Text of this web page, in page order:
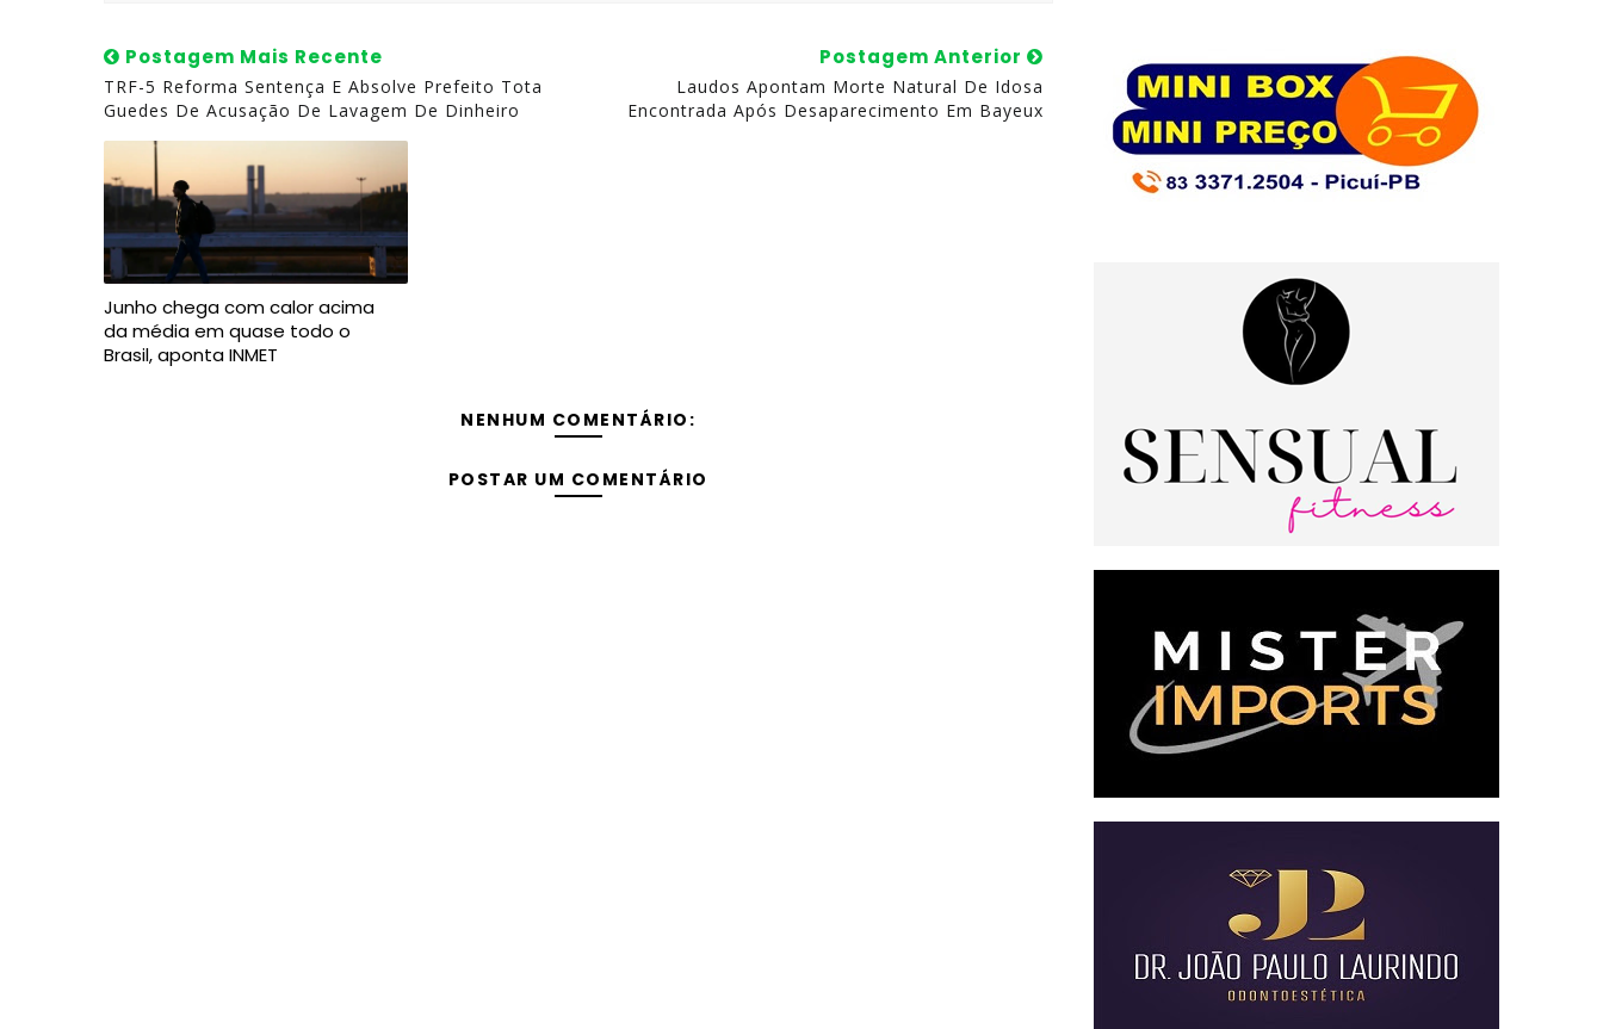
Postagem Mais Recente
TRF-5 Reforma Sentença E Absolve Prefeito Tota
Guedes De Acusação De Lavagem De Dinheiro
Postagem Anterior
Laudos Apontam Morte Natural De Idosa
Encontrada Após Desaparecimento Em Bayeux
Junho chega com calor acima
da média em quase todo o
Brasil, aponta INMET
NENHUM COMENTÁRIO:
POSTAR UM COMENTÁRIO